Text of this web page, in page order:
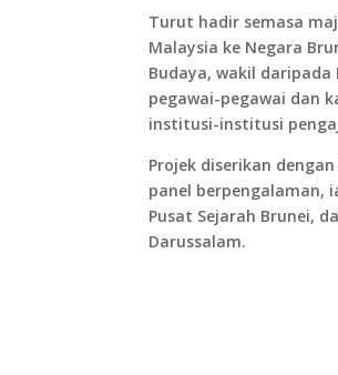
Turut hadir semasa
Malaysia ke Negara
Budaya, wakil
pegawai-pegawai dan
institusi-institusi
Projek diserikan
panel berpengalaman,
Pusat Sejarah Brunei,
Darussalam.